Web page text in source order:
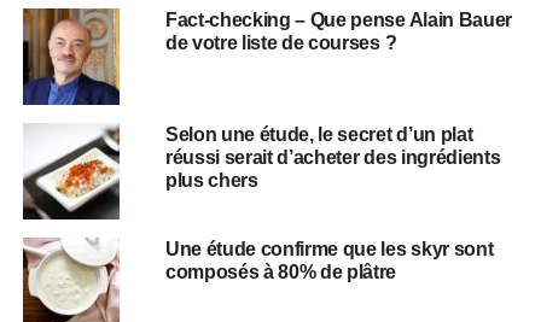
Fact-checking – Que pense Alain Bauer
de votre liste de courses ?
Selon une étude, le secret d’un plat
réussi serait d’acheter des ingrédients
plus chers
Une étude confirme que les skyr sont
composés à 80% de plâtre